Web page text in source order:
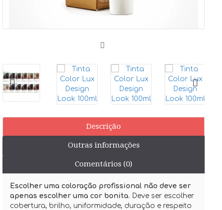
Descrição
Outras informações
Comentários (0)
Escolher uma coloração profissional não deve ser
apenas escolher uma cor bonita. Deve ser escolher
cobertura, brilho, uniformidade, duração e respeito